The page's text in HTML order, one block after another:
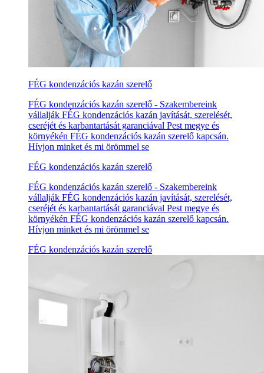
FÉG kondenzációs kazán szerelő
FÉG kondenzációs kazán szerelő - Szakembereink
vállalják FÉG kondenzációs kazán javítását, szerelését,
cseréjét és karbantartását garanciával Pest megye és
környékén FÉG kondenzációs kazán szerelő kapcsán.
Hívjon minket és mi örömmel se
FÉG kondenzációs kazán szerelő
FÉG kondenzációs kazán szerelő - Szakembereink
vállalják FÉG kondenzációs kazán javítását, szerelését,
cseréjét és karbantartását garanciával Pest megye és
környékén FÉG kondenzációs kazán szerelő kapcsán.
Hívjon minket és mi örömmel se
FÉG kondenzációs kazán szerelő